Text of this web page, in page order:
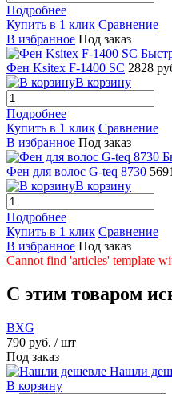
Подробнее
Купить в 1 клик Сравнение
В избранное Под заказ
Фен Ksitex F-1400 SC 2828
В корзину
Подробнее
Купить в 1 клик Сравнение
В избранное Под заказ
Фен для волос G-teq 8730
В корзину
Подробнее
Купить в 1 клик Сравнение
В избранное Под заказ
Cannot find 'articles' template
C этим товаром
BXG
790 руб. / шт
Под заказ
Нашли
В корзину